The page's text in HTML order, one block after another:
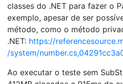
classes do .NET para fazer o
exemplo, apesar de ser
método, como o método
.NET: https://
/system/
Ao executar o teste sem